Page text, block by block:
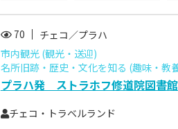
70
チェコ／プラハ
市内観光 (観光・送迎)
名所旧跡・歴史・文化を知る (趣味・教
プラハ発 ストラホフ修道院図書
チェコ・トラベルランド